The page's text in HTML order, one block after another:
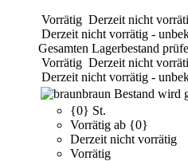
Vorrätig Derzeit nicht
Derzeit nicht vorrätig -
Gesamten Lagerbestand
Vorrätig Derzeit nicht
Derzeit nicht vorrätig -
braun Bestand wird
{0} St.
Vorrätig ab {0}
Derzeit nicht vorrätig
Vorrätig